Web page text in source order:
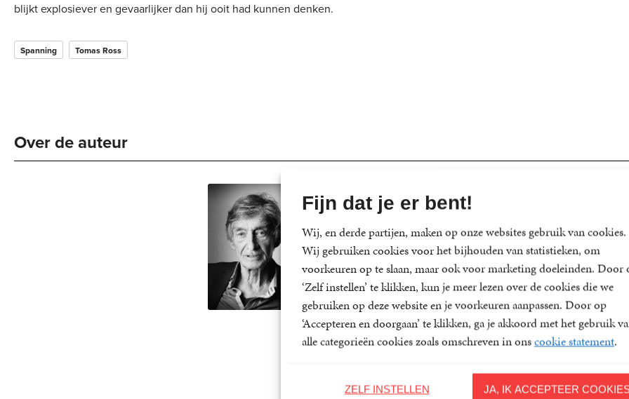
Fijn dat je er bent!
Wij, en derde partijen, maken op onze websites gebruik van cookies.
Wij gebruiken cookies voor het bijhouden van statistieken, om
voorkeuren op te slaan, maar ook voor marketing doeleinden. Door
‘Zelf instellen’ te klikken, kun je meer lezen over de cookies die we
gebruiken op deze website en je voorkeuren aanpassen. Door op
‘Accepteren en doorgaan’ te klikken, ga je akkoord met het gebruik
alle categorieën cookies zoals omschreven in onscookie statement.
JA, IK ACCEPTEER
ZELF INSTELLEN
blijkt explosiever en gevaarlijker dan hij ooit had kunnen denken.
Spanning Tomas Ross
Over de auteur
Tomas Ross
Tomas Ross (1944, pseudoniem van Willem Hogendoorn) is auteur
1979 debuteerde Ross met het kinderboek Loch Ness – mythe of werkelijkheid . Niet
lang daarna volgde onder het pseudoniem Tomas Ross zijn eerste thriller, De
van het verraad (1980). Ross schreef sinds de vroege jaren tachtig tientallen romans,
onder meer over het Englandspiel, de Greet Hofmans-affaire, de